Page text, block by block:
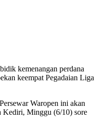
kemenangan perdana
keempat Pegadaian Liga
Waropen ini akan
Kediri, Minggu (6/10) sore